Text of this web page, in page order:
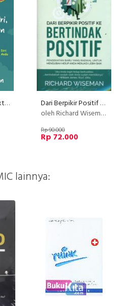
Buku Bangun Karakter Diri, Raih Impian Anda
Dari Berpikir Positif ke Bertindak Positif
oleh Richard Wiseman
Rp 90.000
Rp 72.000
lainnya: